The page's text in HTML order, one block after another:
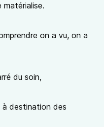
on a vu, on a
du soin,
à destination des